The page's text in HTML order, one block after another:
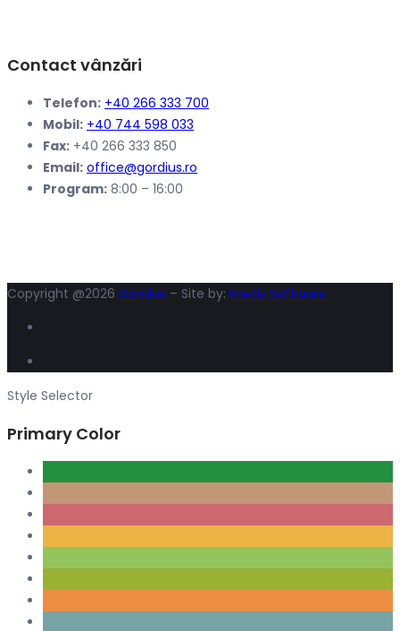
Contact vânzări
Telefon: +40 266 333 700
Mobil: +40 744 598 033
Fax: +40 266 333 850
Email: office@gordius.ro
Program: 8:00 – 16:00
Copyright @2026 Gordius – Site by: Enetix Software
Style Selector
Primary Color